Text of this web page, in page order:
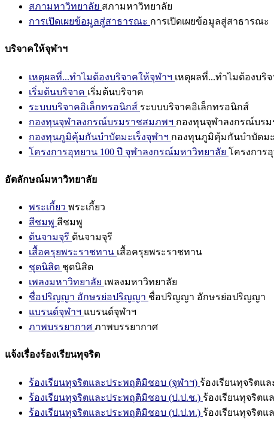
สภามหาวิทยาลัย สภามหาวิทยาลัย
การเปิดเผยข้อมูลสู่สาธารณะ การเปิดเผยข้อมูลสู่สาธารณะ
บริจาคให้จุฬาฯ
เหตุผลที่...ทำไมต้องบริจาคให้จุฬาฯ เหตุผลที่...ทำไมต้องบริ
เริ่มต้นบริจาค เริ่มต้นบริจาค
ระบบบริจาคอิเล็กทรอนิกส์ ระบบบริจาคอิเล็กทรอนิกส์
กองทุนจุฬาลงกรณ์บรมราชสมภพฯ กองทุนจุฬาลงกรณ์บร
กองทุนภูมิคุ้มกันบำบัดมะเร็งจุฬาฯ กองทุนภูมิคุ้มกันบำบัดมะ
โครงการอุทยาน 100 ปี จุฬาลงกรณ์มหาวิทยาลัย โครงการ
อัตลักษณ์มหาวิทยาลัย
พระเกี้ยว พระเกี้ยว
สีชมพู สีชมพู
ต้นจามจุรี ต้นจามจุรี
เสื้อครุยพระราชทาน เสื้อครุยพระราชทาน
ชุดนิสิต ชุดนิสิต
เพลงมหาวิทยาลัย เพลงมหาวิทยาลัย
ชื่อปริญญา อักษรย่อปริญญา ชื่อปริญญา อักษรย่อปริญญา
แบรนด์จุฬาฯ แบรนด์จุฬาฯ
ภาพบรรยากาศ ภาพบรรยากาศ
แจ้งเรื่องร้องเรียนทุจริต
ร้องเรียนทุจริตและประพฤติมิชอบ (จุฬาฯ) ร้องเรียนทุจริตแ
ร้องเรียนทุจริตและประพฤติมิชอบ (ป.ป.ช.) ร้องเรียนทุจริต
ร้องเรียนทุจริตและประพฤติมิชอบ (ป.ป.ท.) ร้องเรียนทุจริต